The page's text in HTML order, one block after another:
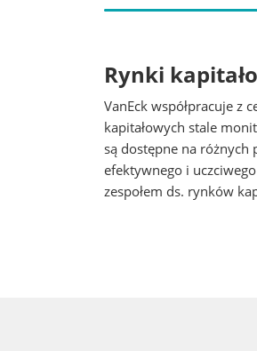
Rynki
VanEck współpracuje z
kapitałowych stale
są dostępne na różnych
efektywnego i
zespołem ds. rynków